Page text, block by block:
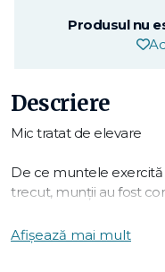
Produsul nu
Descriere
Mic tratat de elevare
De ce muntele exercită
trecut, munții au fost
poți pierde. Atracția pe
Afișează mai mult